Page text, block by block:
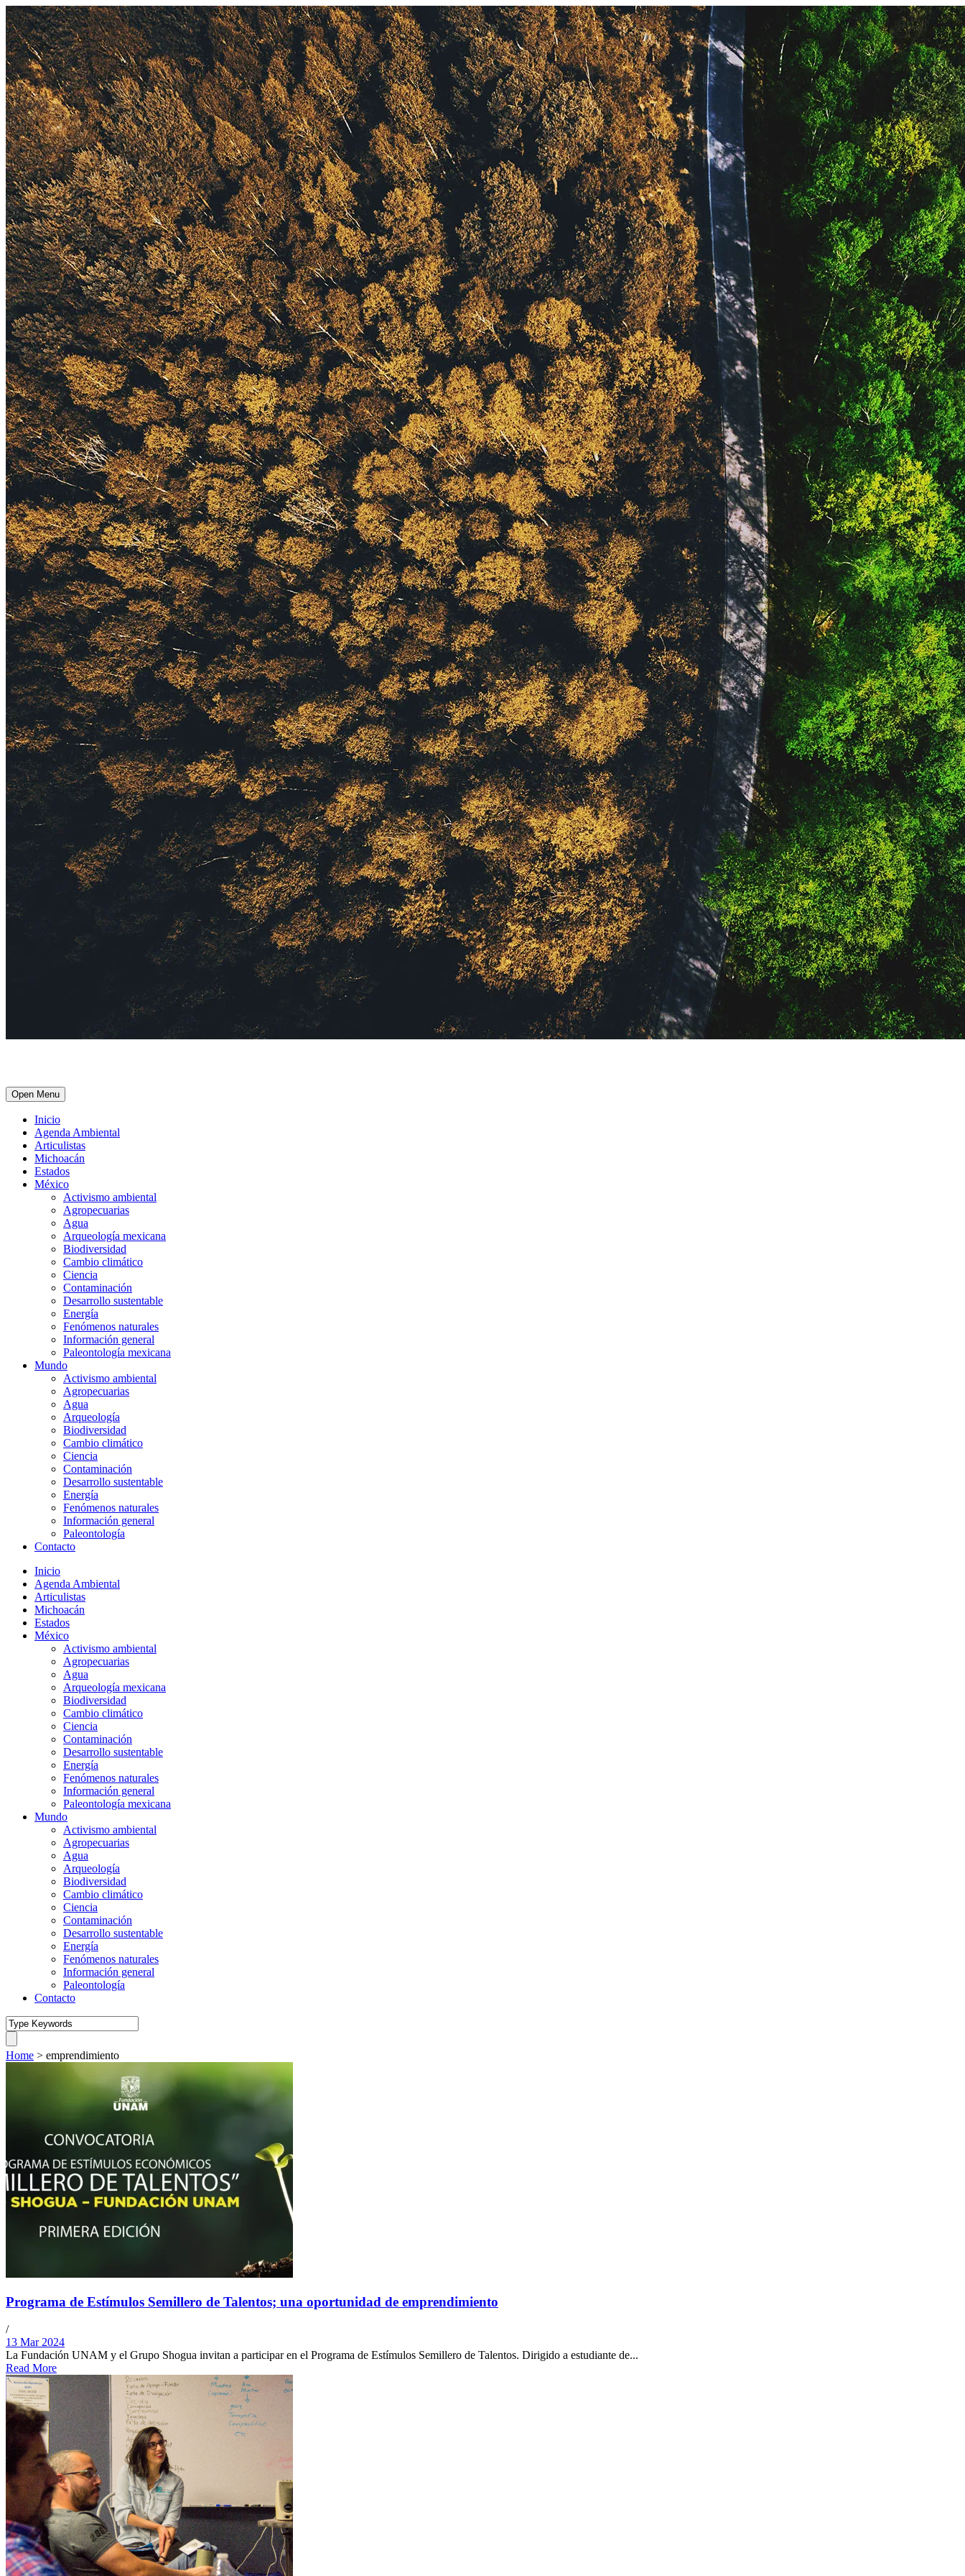
Open Menu
Inicio
Agenda Ambiental
Articulistas
Michoacán
Estados
México
Activismo ambiental
Agropecuarias
Agua
Arqueología mexicana
Biodiversidad
Cambio climático
Ciencia
Contaminación
Desarrollo sustentable
Energía
Fenómenos naturales
Información general
Paleontología mexicana
Mundo
Activismo ambiental
Agropecuarias
Agua
Arqueología
Biodiversidad
Cambio climático
Ciencia
Contaminación
Desarrollo sustentable
Energía
Fenómenos naturales
Información general
Paleontología
Contacto
Inicio
Agenda Ambiental
Articulistas
Michoacán
Estados
México
Activismo ambiental
Agropecuarias
Agua
Arqueología mexicana
Biodiversidad
Cambio climático
Ciencia
Contaminación
Desarrollo sustentable
Energía
Fenómenos naturales
Información general
Paleontología mexicana
Mundo
Activismo ambiental
Agropecuarias
Agua
Arqueología
Biodiversidad
Cambio climático
Ciencia
Contaminación
Desarrollo sustentable
Energía
Fenómenos naturales
Información general
Paleontología
Contacto
Home > emprendimiento
Programa de Estímulos Semillero de Talentos; una oportunidad de emprendimiento
/
13 Mar 2024
La Fundación UNAM y el Grupo Shogua invitan a participar en el Programa de Estímulos Semillero de Talentos. Dirigido a estudiante de...
Read More